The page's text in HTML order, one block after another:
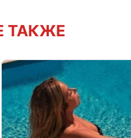
ТАКЖЕ